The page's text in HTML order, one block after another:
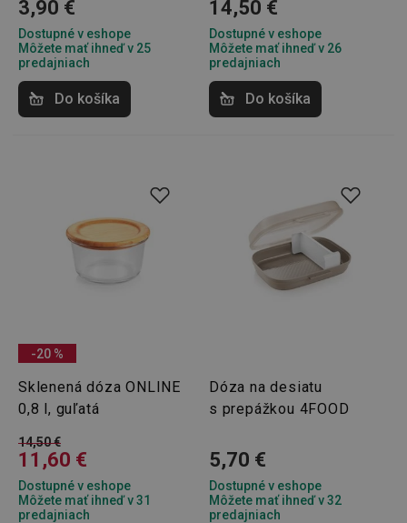
3,90 €
Dostupné v eshope
Môžete mať ihneď v 25
predajniach
Do košíka
14,50 €
Dostupné v eshope
Môžete mať ihneď v 26
predajniach
Do košíka
-20 %
Sklenená dóza ONLINE
0,8 l, guľatá
14,50 €
11,60 €
Dostupné v eshope
Môžete mať ihneď v 31
predajniach
Dóza na desiatu
s prepážkou 4FOOD
5,70 €
Dostupné v eshope
Môžete mať ihneď v 32
predajniach
správne používať bez nevyhnutne potrebných
Názov
Poskytovateľ/
Doména
receive-cookie-deprecation
.doubleclick.net
udid .tescoma.cz
Privacy Policy